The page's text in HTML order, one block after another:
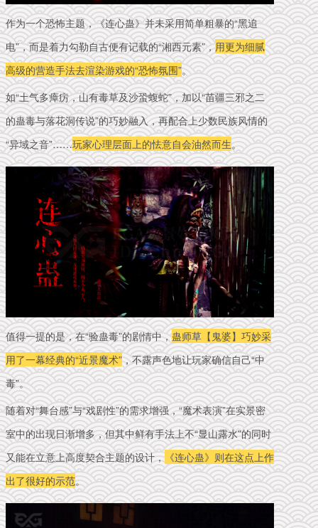
作为一个恐怖主题，《连心蛊》并未采用简单粗暴的“黑追
电”，而是着力勾勒自古便有记载的“湘西元素”，用更为细腻
高级的营造手法去渲染游戏的“恐怖氛围”。
如“土气多瘴疠，山有毒草及沙蛩蝮蛇”，加以“苗疆三邪之二
的蛊毒与落花洞传说”的巧妙融入，再配合上少数民族风情的
“异域之音”……玩家心理层面上的怯意自会油然而生。
值得一提的是，在“验蛊毒”的剧情中，蛊师草【鬼婆】巧妙采
用了一幕经典的“近景魔术”，不露声色地让玩家确信自己“中
毒”。
随着对“舞台感”与“戏剧性”的需求增强，“魔术表演”在实景密
室中的出现日渐增多，但其中鲜有手法上不“显山露水”的同时
又能在立意上高度契合主题的设计， 《连心蛊》则在这点上作
出了很好的示范。